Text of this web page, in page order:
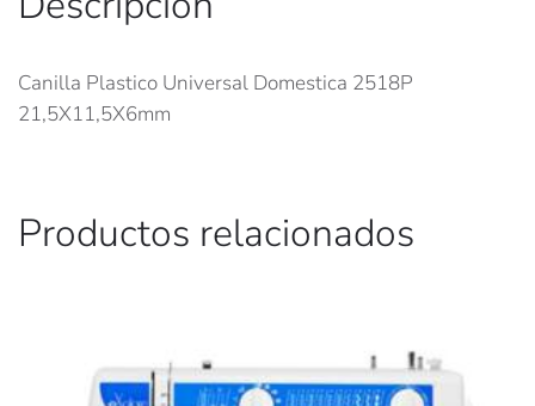
Canilla Plastico Universal Domestica 2518P
21,5X11,5X6mm
Productos relacionados